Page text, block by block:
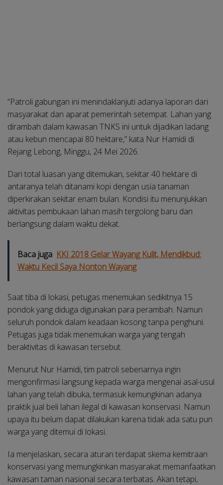
“Patroli gabungan ini menindaklanjuti adanya laporan dari
masyarakat dan aparat pemerintah setempat. Lahan yang
dirambah dalam kawasan TNKS ini untuk dijadikan ladang
atau kebun mencapai 80 hektare,” kata Nur Hamidi di
Rejang Lebong, Minggu, 24 Mei 2026.
Dari total luasan yang ditemukan, sekitar 40 hektare di
antaranya telah ditanami kopi dengan usia tanaman
diperkirakan sekitar enam bulan. Kondisi itu menunjukkan
aktivitas pembukaan lahan masih tergolong baru dan
berlangsung dalam waktu dekat.
Baca juga KKI 2018 Gelar Wayang Kulit, Mendikbud:
Waktu Kecil Saya Nonton Wayang
Saat tiba di lokasi, petugas menemukan sedikitnya 15
pondok yang diduga digunakan para perambah. Namun
seluruh pondok dalam keadaan kosong tanpa penghuni.
Petugas juga tidak menemukan warga yang tengah
beraktivitas di kawasan tersebut.
Menurut Nur Hamidi, tim patroli sebenarnya ingin
mengonfirmasi langsung kepada warga mengenai asal-usul
lahan yang telah dibuka, termasuk kemungkinan adanya
praktik jual beli lahan ilegal di kawasan konservasi. Namun
upaya itu belum dapat dilakukan karena tidak ada satu pun
warga yang ditemui di lokasi.
Ia menjelaskan, secara aturan terdapat skema kemitraan
konservasi yang memungkinkan masyarakat memanfaatkan
kawasan taman nasional secara terbatas. Akan tetapi,